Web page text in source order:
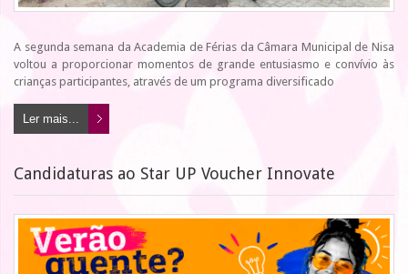
A segunda semana da Academia de Férias da Câmara Municipal de Nisa
voltou a proporcionar momentos de grande entusiasmo e convívio às
crianças participantes, através de um programa diversificado
Ler mais...
Candidaturas ao Star UP Voucher Innovate